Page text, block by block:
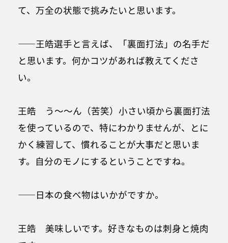
て、万全の状態で挑みたいと思います。
――王皓選手と言えば、「裏面打法」の名手だ
と思います。何かコツがあれば教えてくださ
い。
王皓 う～～ん（苦笑）小さい頃から裏面打法
を使っているので、特にわかりませんが、とに
かく練習して、慣れることが大事だと思いま
す。自分のモノにするということですね。
――日本の食べ物はいかがですか。
王皓 美味しいです。好きなものは刺身と焼肉